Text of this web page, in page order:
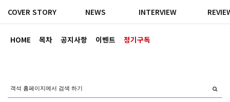
HOME 목차 공지사항 이벤트 정기구독
COVER STORY NEWS INTERVIEW